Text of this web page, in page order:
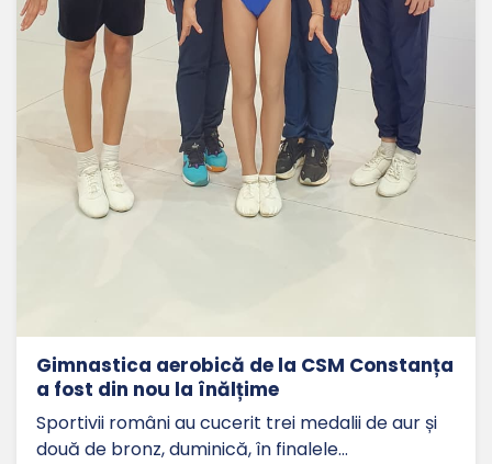
Gimnastica aerobică de la CSM Constanța
a fost din nou la înălțime
Sportivii români au cucerit trei medalii de aur și
două de bronz, duminică, în finalele…